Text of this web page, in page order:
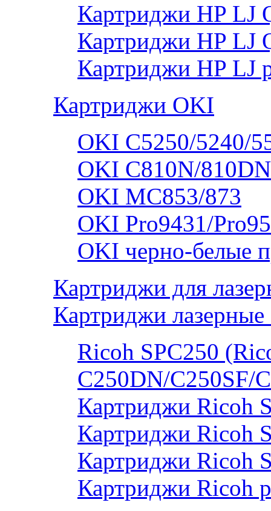
Картриджи HP LJ
Картриджи HP LJ
Картриджи HP LJ
Картриджи OKI
OKI C5250/5240/
OKI C810N/
OKI MC853/873
OKI Pro9431/
OKI черно-белые
Картриджи для
Картриджи
Ricoh SPC250
C250DN/C250SF/
Картриджи Ricoh
Картриджи Ricoh
Картриджи Ricoh
Картриджи Ricoh